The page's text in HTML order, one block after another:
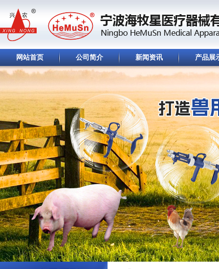
网站首页 公司简介 新闻资讯 产品展